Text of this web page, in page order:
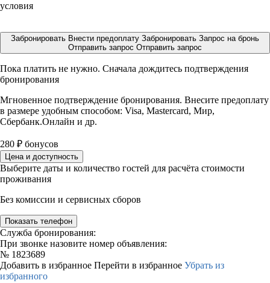
условия
Забронировать Внести предоплату Забронировать Запрос на бронь
Отправить запрос Отправить запрос
Пока платить не нужно. Сначала дождитесь подтверждения
бронирования
Мгновенное подтверждение бронирования. Внесите предоплату
в размере удобным способом: Visa, Mastercard, Мир,
Сбербанк.Онлайн и др.
280 ₽ бонусов
Цена и доступность
Выберите даты и количество гостей для расчёта стоимости
проживания
Без комиссии и сервисных сборов
Показать телефон
Служба бронирования:
При звонке назовите номер объявления:
№ 1823689
Добавить в избранное Перейти в избранное Убрать из
избранного